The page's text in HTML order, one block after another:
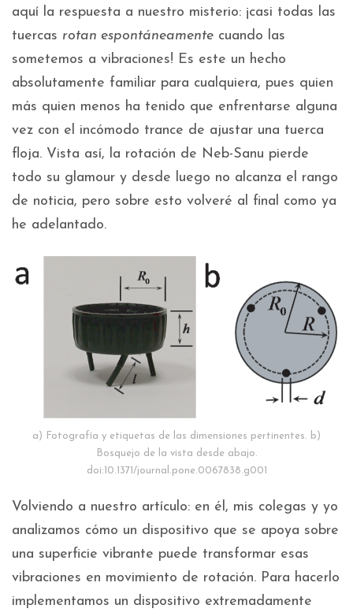
aquí la respuesta a nuestro misterio: ¡casi todas las
tuercas rotan espontáneamente cuando las
sometemos a vibraciones! Es este un hecho
absolutamente familiar para cualquiera, pues quien
más quien menos ha tenido que enfrentarse alguna
vez con el incómodo trance de ajustar una tuerca
floja. Vista así, la rotación de Neb-Sanu pierde
todo su glamour y desde luego no alcanza el rango
de noticia, pero sobre esto volveré al final como ya
he adelantado.
a) Fotografía y etiquetas de las dimensiones pertinentes. b)
Bosquejo de la vista desde abajo.
doi:10.1371/journal.pone.0067838.g001
Volviendo a nuestro artículo: en él, mis colegas y yo
analizamos cómo un dispositivo que se apoya sobre
una superficie vibrante puede transformar esas
vibraciones en movimiento de rotación. Para hacerlo
implementamos un dispositivo extremadamente